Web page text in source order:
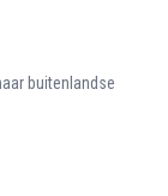
buitenlandse